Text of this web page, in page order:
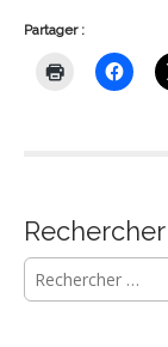
Partager :
Rechercher
R
e